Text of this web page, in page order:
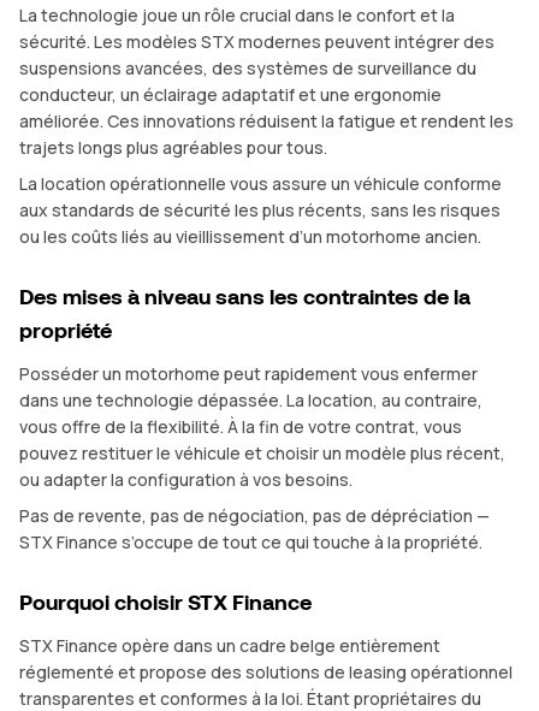
La technologie joue un rôle crucial dans le confort et la
sécurité. Les modèles STX modernes peuvent intégrer des
suspensions avancées, des systèmes de surveillance du
conducteur, un éclairage adaptatif et une ergonomie
améliorée. Ces innovations réduisent la fatigue et rendent les
trajets longs plus agréables pour tous.
La location opérationnelle vous assure un véhicule conforme
aux standards de sécurité les plus récents, sans les risques
ou les coûts liés au vieillissement d’un motorhome ancien.
Des mises à niveau sans les contraintes de la
propriété
Posséder un motorhome peut rapidement vous enfermer
dans une technologie dépassée. La location, au contraire,
vous offre de la flexibilité. À la fin de votre contrat, vous
pouvez restituer le véhicule et choisir un modèle plus récent,
ou adapter la configuration à vos besoins.
Pas de revente, pas de négociation, pas de dépréciation —
STX Finance s’occupe de tout ce qui touche à la propriété.
Pourquoi choisir STX Finance
STX Finance opère dans un cadre belge entièrement
réglementé et propose des solutions de leasing opérationnel
transparentes et conformes à la loi. Étant propriétaires du